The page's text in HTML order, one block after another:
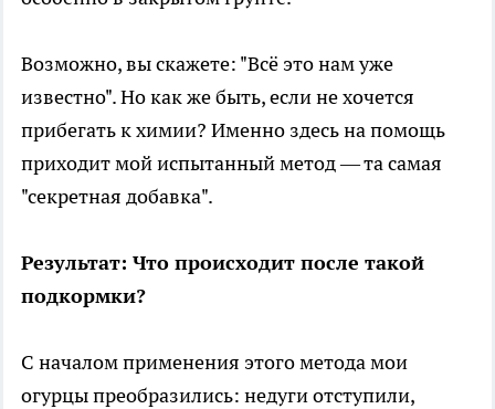
Возможно, вы скажете: "Всё это нам уже
известно". Но как же быть, если не хочется
прибегать к химии? Именно здесь на помощь
приходит мой испытанный метод — та самая
"секретная добавка".
Результат: Что происходит после такой
подкормки?
С началом применения этого метода мои
огурцы преобразились: недуги отступили,